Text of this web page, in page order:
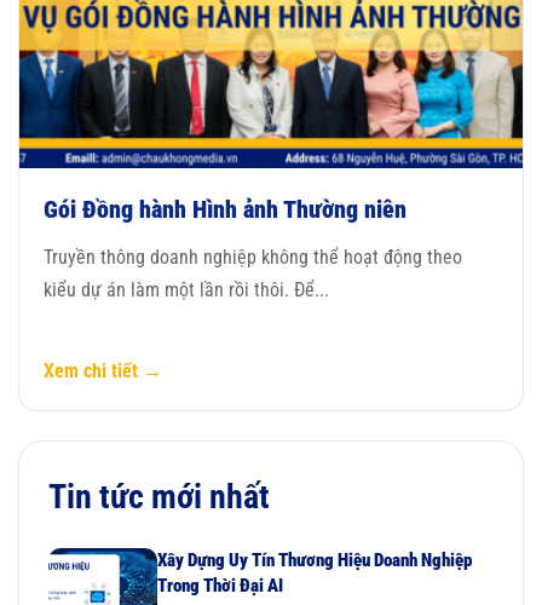
Gói Đồng hành Hình ảnh Thường niên
Truyền thông doanh nghiệp không thể hoạt động theo
kiểu dự án làm một lần rồi thôi. Để...
Xem chi tiết →
Tin tức mới nhất
Xây Dựng Uy Tín Thương Hiệu Doanh Nghiệp
Trong Thời Đại AI